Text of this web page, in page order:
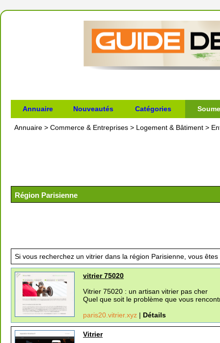
Annuaire Nouveautés Catégories
Annuaire > Commerce & Entreprises > Logement & Bâtiment >
Région Parisienne
Si vous recherchez un vitrier dans la région Parisienne, vous
vitrier 75020
Vitrier 75020 : un artisan vitrier pas cher
Quel que soit le problème que vous
paris20.vitrier.xyz | Détails
Vitrier